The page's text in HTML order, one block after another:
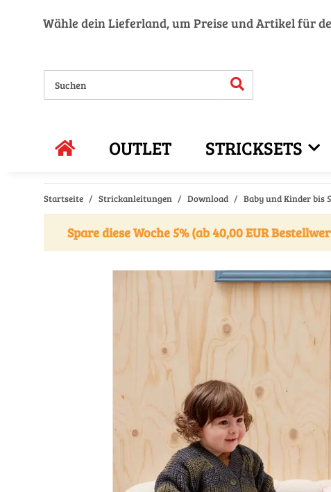
Wähle dein Lieferland, um Preise und Artikel für
OUTLET STRICKSETS
Startseite Strickanleitungen Download Baby und Kinder bis
Spare diese Woche 5% (ab 40,00 EUR